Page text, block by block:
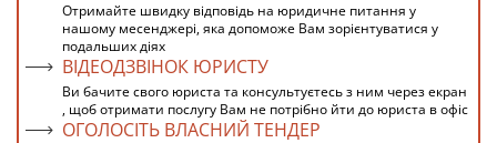
Отримайте швидку відповідь на юридичне питання у
нашому месенджері, яка допоможе Вам зорієнтуватися у
подальших діях
ВІДЕОДЗВІНОК ЮРИСТУ
Ви бачите свого юриста та консультуєтесь з ним через екран
, щоб отримати послугу Вам не потрібно йти до юриста в офіс
ОГОЛОСІТЬ ВЛАСНИЙ ТЕНДЕР